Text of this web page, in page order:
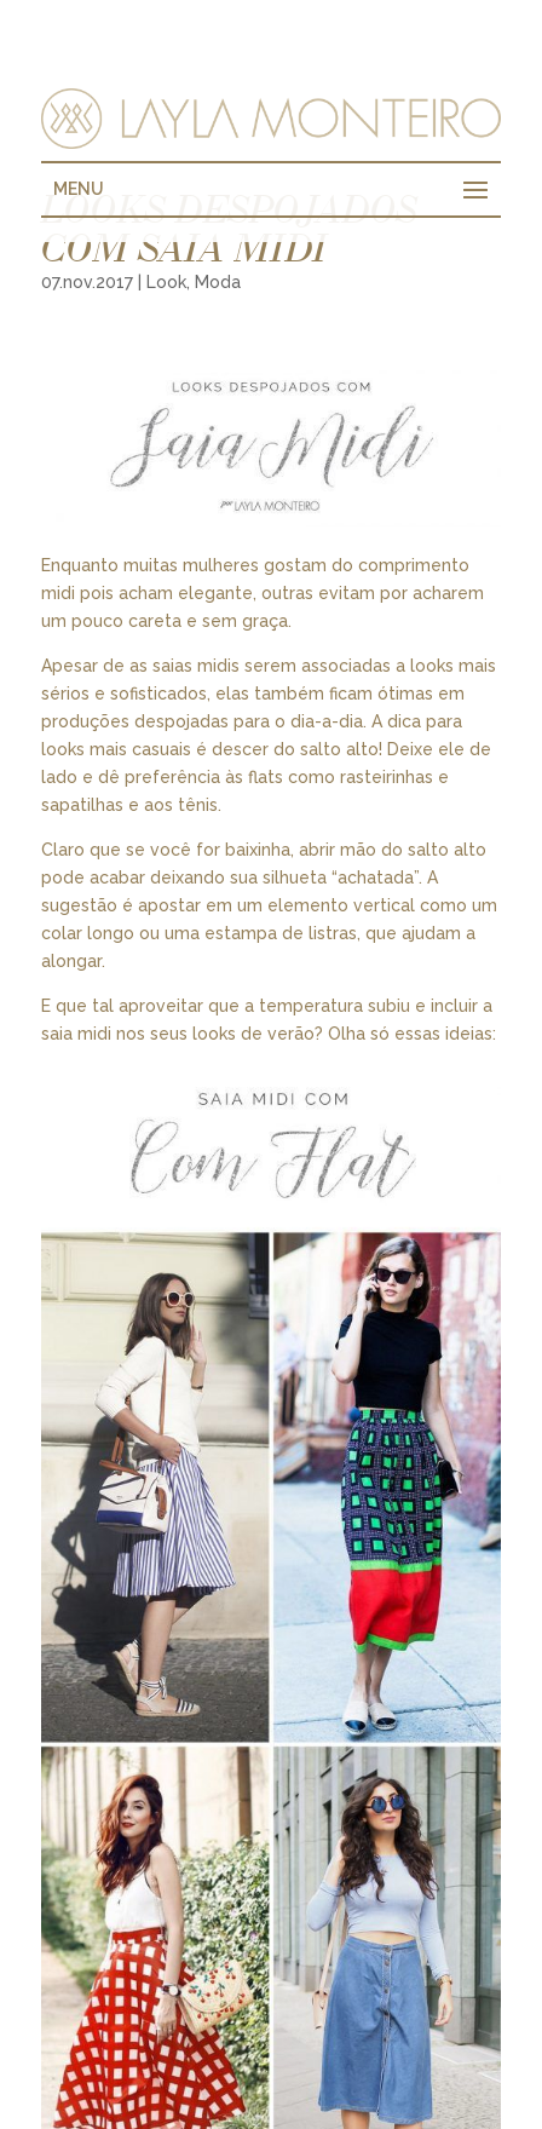
MENU
LOOKS DESPOJADOS
COM SAIA MIDI
07.nov.2017| Look, Moda
Enquanto muitas mulheres gostam do comprimento
midi pois acham elegante, outras evitam por acharem
um pouco careta e sem graça.
Apesar de as saias midis serem associadas a looks mais
sérios e sofisticados, elas também ficam ótimas em
produções despojadas para o dia-a-dia. A dica para
looks mais casuais é descer do salto alto! Deixe ele de
lado e dê preferência às flats como rasteirinhas e
sapatilhas e aos tênis.
Claro que se você for baixinha, abrir mão do salto alto
pode acabar deixando sua silhueta “achatada”. A
sugestão é apostar em um elemento vertical como um
colar longo ou uma estampa de listras, que ajudam a
alongar.
E que tal aproveitar que a temperatura subiu e incluir a
saia midi nos seus looks de verão? Olha só essas ideias: